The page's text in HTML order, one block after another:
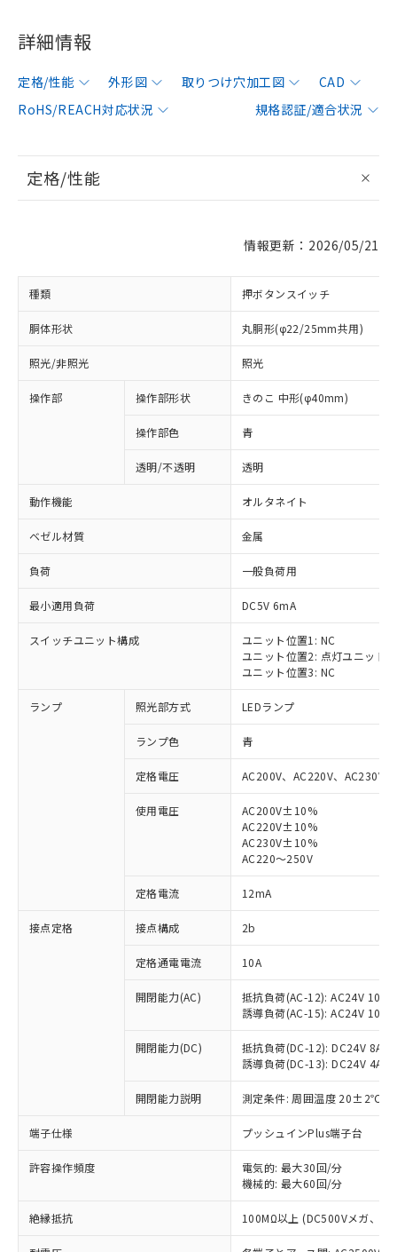
詳細情報
定格/性能 外形図 取りつけ穴加工図
CAD
RoHS/REACH対応状況
規格認証/適合状況
定格/性能
情報更新：2026/05/21
種類 押ボタンスイッチ
胴体形状 丸胴形(φ22/25mm共用)
照光/非照光 照光
操作部 操作部形状 きのこ 中形(φ40mm)
操作部色 青
透明/不透明 透明
動作機能 オルタネイト
ベゼル材質 金属
負荷 一般負荷用
最小適用負荷 DC5V 6mA
スイッチユニット構成
ユニット位置1: NC
ユニット位置2: 点灯ユニット
ユニット位置3: NC
ランプ 照光部方式 LEDランプ
ランプ色 青
定格電圧 AC200V、AC220V、AC230V
使用電圧
AC200V±10%
AC220V±10%
AC230V±10%
AC220～250V
定格電流 12mA
接点定格 接点構成 2b
定格通電電流 10A
開閉能力(AC)
抵抗負荷(AC-12): AC24V 10A/
誘導負荷(AC-15): AC24V
開閉能力(DC)
抵抗負荷(DC-12): DC24V 8A/
誘導負荷(DC-13): DC24V 4A/
開閉能力説明 測定条件: 周囲温度 20±2℃、
端子仕様 プッシュインPlus端子台
許容操作頻度
電気的: 最大30回/分
機械的: 最大60回/分
絶縁抵抗 100MΩ以上 (DC500Vメガ、点
以下の条件をお読みいただき、同意のうえ
本サービスは、当社制御機器事業取扱
商品の当社在庫状況および標準価格
(税抜)を提供させていただくもので
本サービスの対象外となる商品もある
ことをご了承ください。
在庫状況および標準価格照会結果は、
記載している更新日時点での社内デー
タに基づき作成されるものであり、閲
覧された時点での実際の在庫および標
対応済み：EU RoHS指令（10物質）の
非含有に対応した製品が提供可能な商品で
対応予定：EU RoHS指令（10物質）の非含
有に対応した製品に切り替える予定のある
対応予定なし：EU RoHS指令（10物質）の
非含有に非対応の商品で、対応品を出す予
調査・確認中：EU RoHS指令（10物質）の
非含有の対応状況を調査中または確認中の
非該当品：ライセンス料など無形物で、有
害物質有無と関係のない商品です。
仕入先様の事情により、非含有部品として
いたものが、含有品と判明した場合などや
むを得ず変更することがあります。
鉛(Pb) 1000ppm以下、 水銀(Hg) 1000ppm以下、 カド
六価クロム(Cr(Ⅵ)) 1000ppm以下、ポリ臭化ビフェニル
※1 中国RoHS○×表
「○」：最大均質材料含有率が中国RoHSの
基準値以下であることを示します。
「×」：最大均質材料含有率が中国RoHSの
基準値を超えていることを示します。
「－」：未確認です。当社販売部門へお問
*中国RoHS10物質の基準値 (GB/T26572)：
Pb(鉛) :1000ppm、 Hg(水銀) : 1000ppm、 Cd(カドミウ
当社は、これら貴社製品のうち、外国
為替および外国貿易法に定める商品
（以下｢規制貨物等」という）を輸出
または国外への提供する場合は、日本
国政府の輸出許可(または役務取引許
可)を取得するなどの必要な手続きを